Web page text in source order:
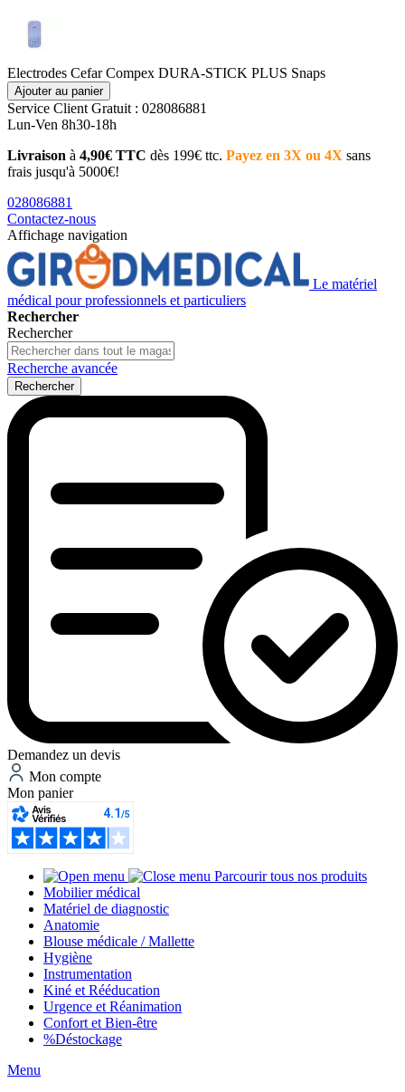
Electrodes Cefar Compex DURA-STICK PLUS Snaps
Ajouter au panier
Service Client Gratuit : 028086881
Lun-Ven 8h30-18h
Livraison à 4,90€ TTC dès 199€ ttc. Payez en 3X ou 4X sans
frais jusqu'à 5000€!
028086881
Contactez-nous
Affichage navigation
Le matériel
médical pour professionnels et particuliers
Rechercher
Rechercher
Recherche avancée
Rechercher
Demandez un devis
Mon compte
Mon panier
Parcourir tous nos produits
Mobilier médical
Matériel de diagnostic
Anatomie
Blouse médicale / Mallette
Hygiène
Instrumentation
Kiné et Rééducation
Urgence et Réanimation
Confort et Bien-être
%Déstockage
Menu